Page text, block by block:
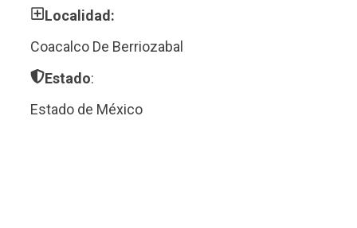
Localidad:
Coacalco De Berriozabal
Estado:
Estado de México